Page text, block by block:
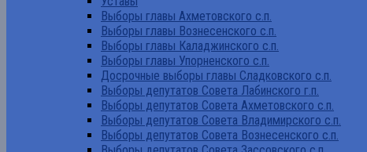
Выборы главы Ахметовского с.п.
Выборы главы Вознесенского с.п.
Выборы главы Каладжинского с.п.
Выборы главы Упорненского с.п.
Досрочные выборы главы Сладковского с.п.
Выборы депутатов Совета Лабинского г.п.
Выборы депутатов Совета Ахметовского с.п.
Выборы депутатов Совета Владимирского с.п.
Выборы депутатов Совета Вознесенского с.п.